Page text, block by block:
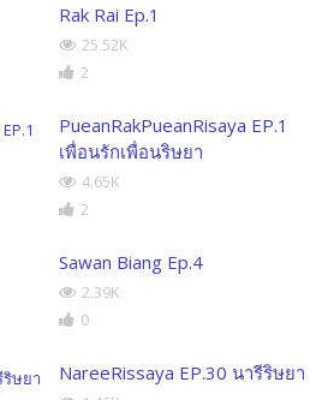
Rak Rai Ep.1
25.52K
2
PueanRakPueanRisaya EP.1
เพื่อนรักเพื่อนริษยา
4.65K
2
Sawan Biang Ep.4
2.39K
0
NareeRissaya EP.30 นารีริษยา